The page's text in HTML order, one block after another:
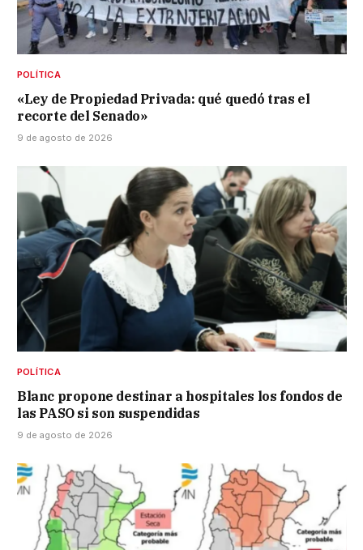
POLÍTICA
«Ley de Propiedad Privada: qué quedó tras el
recorte del Senado»
9 de agosto de 2026
POLÍTICA
Blanc propone destinar a hospitales los fondos de
las PASO si son suspendidas
9 de agosto de 2026